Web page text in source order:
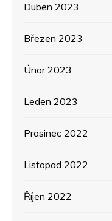
Duben 2023
Březen 2023
Únor 2023
Leden 2023
Prosinec 2022
Listopad 2022
Říjen 2022